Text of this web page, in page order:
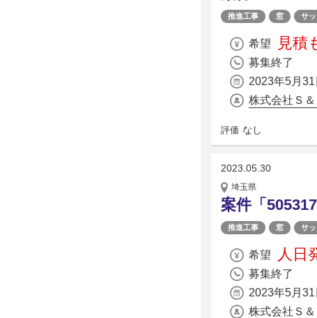
推進工事 窓 サ
希望 見積
募集終了
2023年5月31
株式会社Ｓ
評価 なし
2023.05.30
埼玉県
案件「
推進工事 窓 サ
希望 人日
募集終了
2023年5月31
株式会社Ｓ